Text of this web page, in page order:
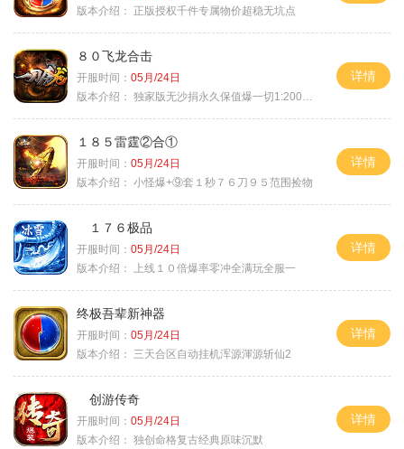
版本介绍：
正版授权千件专属物价超稳无坑点
８０飞龙合击
开服时间： 05月/24日
版本介绍： 独家版无沙捐永久保值爆一切1:2000回2
详情
１８５雷霆②合①
开服时间： 05月/24日
版本介绍： 小怪爆+⑨套１秒７６刀９５范围捡物
详情
１７６极品
开服时间： 05月/24日
版本介绍：
上线１０倍爆率零冲全满玩全服一
详情
终极吾辈新神器
开服时间： 05月/24日
版本介绍：
三天合区自动挂机浑源渾源斩仙2
详情
创游传奇
开服时间： 05月/24日
版本介绍： 独创命格复古经典原味沉默
详情